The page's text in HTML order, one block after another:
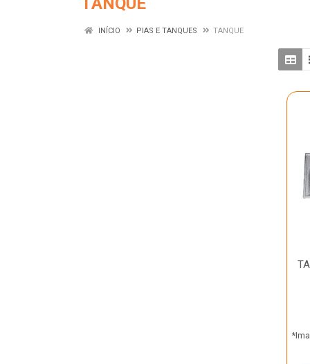
INÍCIO PIAS E TANQUES TANQUE